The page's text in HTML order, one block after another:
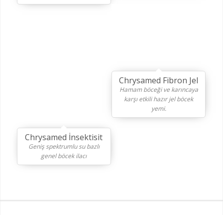
Chrysamed Fibron Jel
Hamam böceği ve karıncaya
karşı etkili hazır jel böcek
yemi.
Chrysamed İnsektisit
Geniş spektrumlu su bazlı
genel böcek ilacı